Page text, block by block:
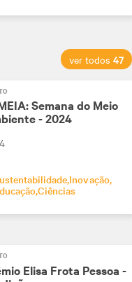
ver todos 47
Semana do Meio
- 2024
Inovação
Ciências
Elisa Frota Pessoa -